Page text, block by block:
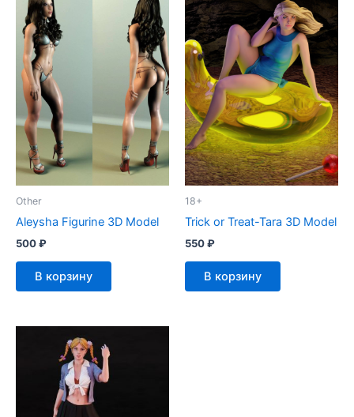
Other
Aleysha Figurine 3D Model
500₽
В корзину
18+
Trick or Treat-Tara 3D Model
550₽
В корзину